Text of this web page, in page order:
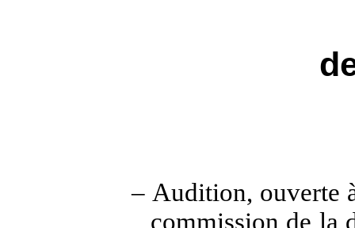
– Audition, ouverte
commission de la